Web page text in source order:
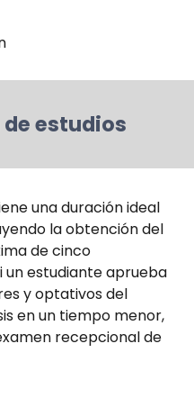
estudios
una duración ideal
la obtención del
de cinco
un estudiante aprueba
y optativos del
en un tiempo menor,
recepcional de